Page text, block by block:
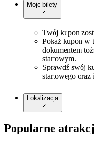
Moje bilety
Twój kupon
Pokaż kupon w
dokumentem
startowym.
Sprawdź swój
startowego oraz
Lokalizacja
Popularne